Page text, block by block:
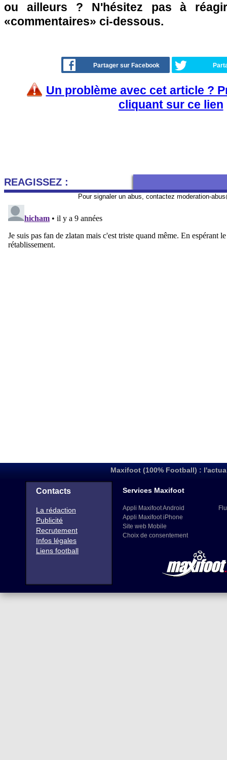
ou ailleurs ? N'hésitez pas à
«commentaires» ci-dessous.
Partager sur Facebook
Un problème avec cet article ?
cliquant sur ce lien
REAGISSEZ :
Pour signaler un abus, contactez moderation-
Maxifoot (100% Football) :
Contacts
La rédaction
Publicité
Recrutement
Infos légales
Liens football
Services Maxifoot
Appli Maxifoot Android
Appli Maxifoot iPhone
Site web Mobile
Choix de consentement